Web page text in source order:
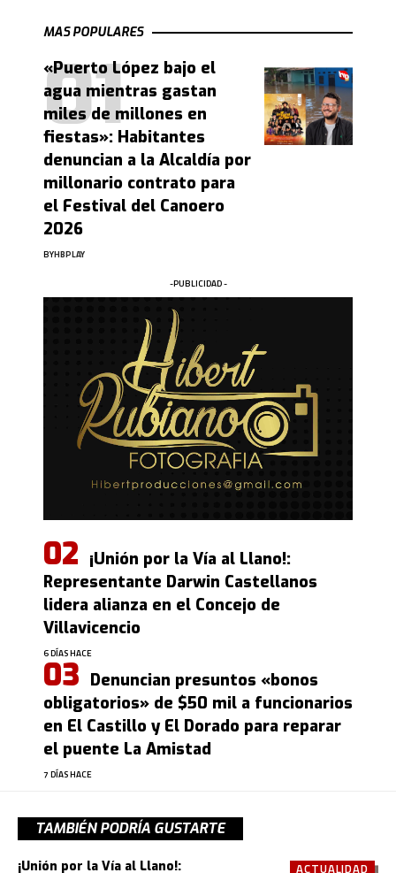
MAS POPULARES
«Puerto López bajo el
agua mientras gastan
miles de millones en
fiestas»: Habitantes
denuncian a la Alcaldía por
millonario contrato para
el Festival del Canoero
2026
BYHBPLAY
-PUBLICIDAD -
¡Unión por la Vía al Llano!:
Representante Darwin Castellanos
lidera alianza en el Concejo de
Villavicencio
6 DÍAS HACE
Denuncian presuntos «bonos
obligatorios» de $50 mil a funcionarios
en El Castillo y El Dorado para reparar
el puente La Amistad
7 DÍAS HACE
TAMBIÉN PODRÍA GUSTARTE
ACTUALIDAD
¡Unión por la Vía al Llano!: